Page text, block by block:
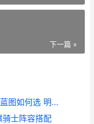
下一篇 »
明日方舟终末地1.1武陵毕业基建蓝图如何选 明日方舟终末地多少g
骑士阵容搭配